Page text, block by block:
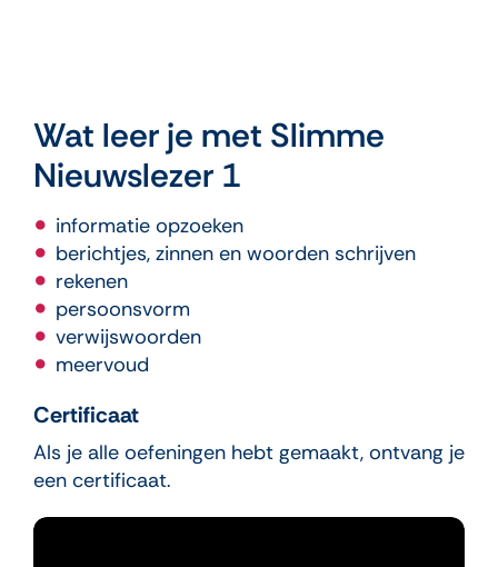
Wat leer je met Slimme
Nieuwslezer 1
informatie opzoeken
berichtjes, zinnen en woorden schrijven
rekenen
persoonsvorm
verwijswoorden
meervoud
Certificaat
Als je alle oefeningen hebt gemaakt, ontvang je
een certificaat.